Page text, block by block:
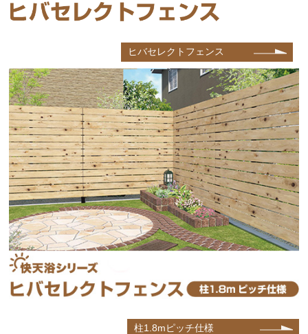
ヒバセレクトフェンス
柱1.8mピッチ仕様